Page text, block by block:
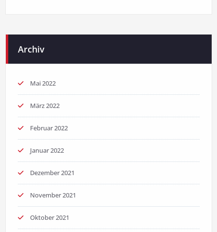
Archiv
Mai 2022
März 2022
Februar 2022
Januar 2022
Dezember 2021
November 2021
Oktober 2021